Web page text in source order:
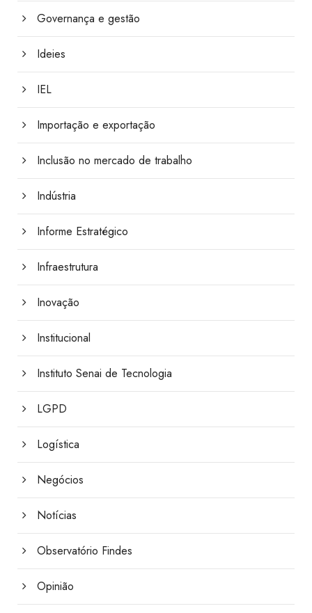
Governança e gestão
Ideies
IEL
Importação e exportação
Inclusão no mercado de trabalho
Indústria
Informe Estratégico
Infraestrutura
Inovação
Institucional
Instituto Senai de Tecnologia
LGPD
Logística
Negócios
Notícias
Observatório Findes
Opinião